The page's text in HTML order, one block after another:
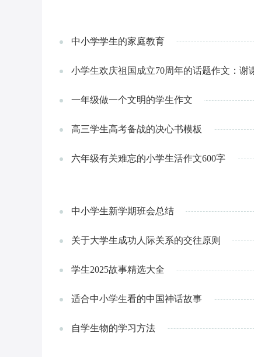
中小学学生的家庭教育
小学生欢庆祖国成立70周年的话题作文：谢
一年级做一个文明的学生作文
高三学生高考备战的决心书模板
六年级有关难忘的小学生活作文600字
中小学生新学期班会总结
关于大学生成功人际关系的交往原则
学生2025故事精选大全
适合中小学生看的中国神话故事
自学生物的学习方法